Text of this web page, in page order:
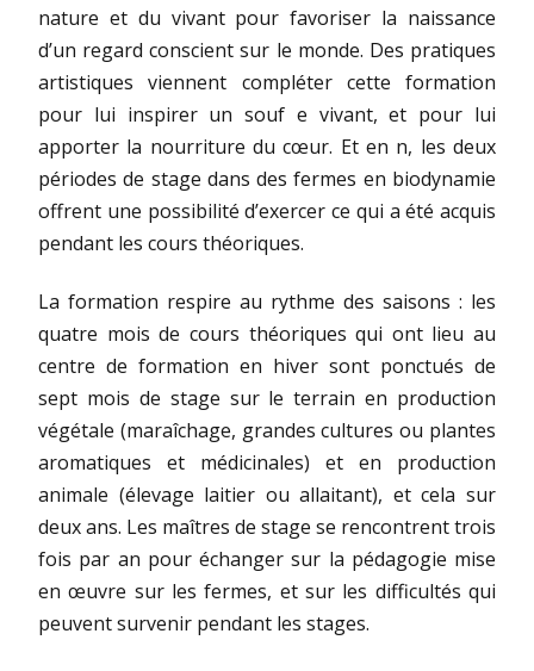
nature et du vivant pour favoriser la naissance
d’un regard conscient sur le monde. Des pratiques
artistiques viennent compléter cette formation
pour lui inspirer un souf e vivant, et pour lui
apporter la nourriture du cœur. Et en n, les deux
périodes de stage dans des fermes en biodynamie
offrent une possibilité d’exercer ce qui a été acquis
pendant les cours théoriques.
La formation respire au rythme des saisons : les
quatre mois de cours théoriques qui ont lieu au
centre de formation en hiver sont ponctués de
sept mois de stage sur le terrain en production
végétale (maraîchage, grandes cultures ou plantes
aromatiques et médicinales) et en production
animale (élevage laitier ou allaitant), et cela sur
deux ans. Les maîtres de stage se rencontrent trois
fois par an pour échanger sur la pédagogie mise
en œuvre sur les fermes, et sur les difficultés qui
peuvent survenir pendant les stages.